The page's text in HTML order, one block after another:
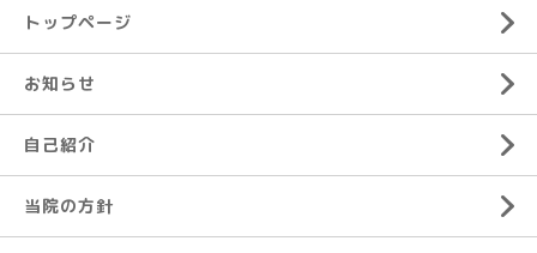
トップページ
お知らせ
自己紹介
当院の方針